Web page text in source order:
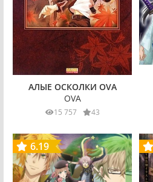
АЛЫЕ ОСКОЛКИ OVA
OVA
15 757 43
6.19